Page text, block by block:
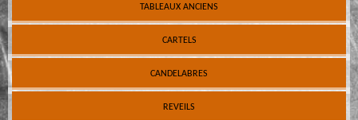
TABLEAUX ANCIENS
CARTELS
CANDELABRES
REVEILS